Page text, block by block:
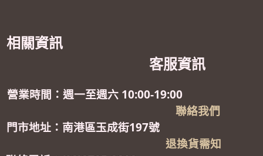
相關資訊
客服資訊
營業時間：週一至週六 10:00-19:00
聯絡我們
門市地址：南港區玉成街197號
退換貨需知